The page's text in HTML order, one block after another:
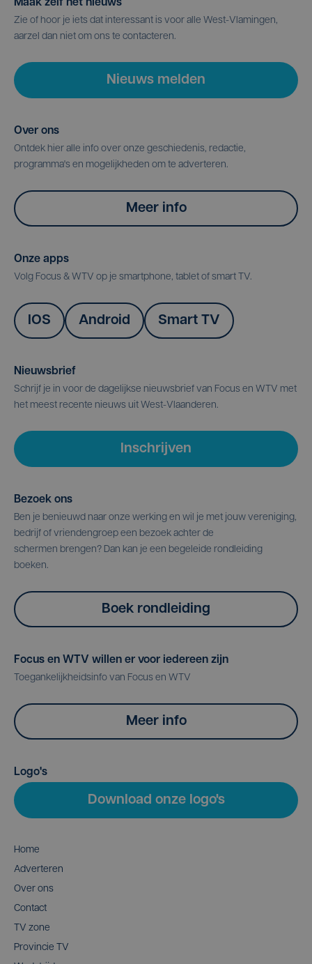
Maak zelf het nieuws
Zie of hoor je iets dat interessant is voor alle West-Vlamingen,
aarzel dan niet om ons te contacteren.
Nieuws melden
Over ons
Ontdek hier alle info over onze geschiedenis, redactie,
programma's en mogelijkheden om te adverteren.
Meer info
Onze apps
Volg Focus & WTV op je smartphone, tablet of smart TV.
IOS Android Smart TV
Nieuwsbrief
Schrijf je in voor de dagelijkse nieuwsbrief van Focus en WTV met
het meest recente nieuws uit West-Vlaanderen.
Inschrijven
Bezoek ons
Ben je benieuwd naar onze werking en wil je met jouw vereniging,
bedrijf of vriendengroep een bezoek achter de
schermen brengen? Dan kan je een begeleide rondleiding
boeken.
Boek rondleiding
Focus en WTV willen er voor iedereen zijn
Toegankelijkheidsinfo van Focus en WTV
Meer info
Logo's
Download onze logo's
Home
Adverteren
Over ons
Contact
TV zone
Provincie TV